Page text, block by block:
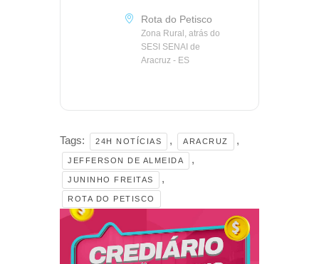
Rota do Petisco
Zona Rural, atrás do
SESI SENAI de
Aracruz - ES
Tags: 24H NOTÍCIAS , ARACRUZ ,
JEFFERSON DE ALMEIDA ,
JUNINHO FREITAS ,
ROTA DO PETISCO